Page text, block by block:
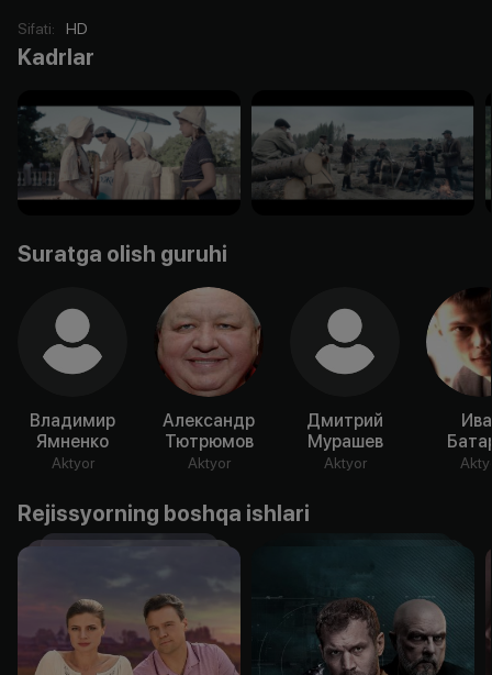
Sifati: HD
Kadrlar
Suratga olish guruhi
Владимир
Ямненко
Aktyor
Александр
Тютрюмов
Aktyor
Дмитрий
Мурашев
Aktyor
Rejissyorning boshqa ishlari